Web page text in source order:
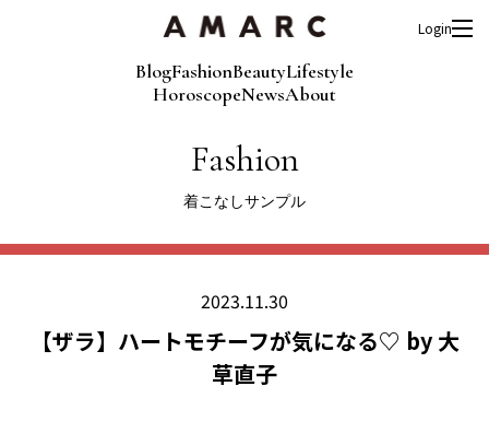
BlogFashionBeautyLifestyle
HoroscopeNewsAbout
Login
Fashion
着こなしサンプル
2023.11.30
【ザラ】ハートモチーフが気になる♡ by 大
草直子